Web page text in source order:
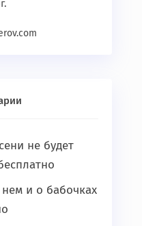
не будет
и о бабочках